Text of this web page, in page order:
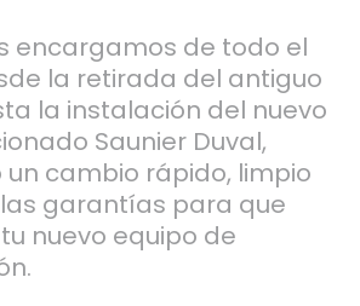
encargamos de todo el
la retirada del antiguo
la instalación del nuevo
Saunier Duval,
cambio rápido, limpio
garantías para que
nuevo equipo de